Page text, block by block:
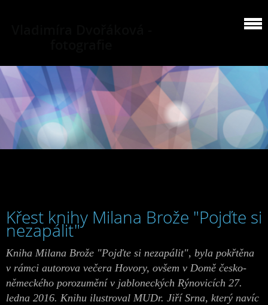
Křest knihy Milana Brože "Pojďte si
nezapálit"
Kniha Milana Brože "Pojďte si nezapálit", byla pokřtěna
v rámci autorova večera Hovory, ovšem v Domě česko-
německého porozumění v jabloneckých Rýnovicích 27.
ledna 2016. Knihu ilustroval MUDr. Jiří Srna, který navíc